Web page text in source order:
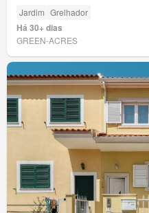
Jardim Grelhador
Há 30+ dias
GREEN-ACRES